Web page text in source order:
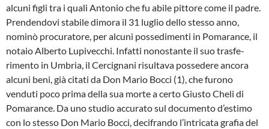
alcuni figli tra i quali Antonio che fu abile pittore come il padre.
Prendendovi stabi­le dimora il 31 luglio dello stesso anno,
nominò procuratore, per alcuni possedi­menti in Pomarance, il
notaio Alberto Lu­pivecchi. Infatti nonostante il suo trasfe­
rimento in Umbria, il Cercignani risulta­va possedere ancora
alcuni beni, già ci­tati da Don Mario Bocci (1), che furono
venduti poco prima della sua morte a cer­to Giusto Cheli di
Pomarance. Da uno stu­dio accurato sul documento d’estimo
con lo stesso Don Mario Bocci, decifrando l’in­tricata grafia del